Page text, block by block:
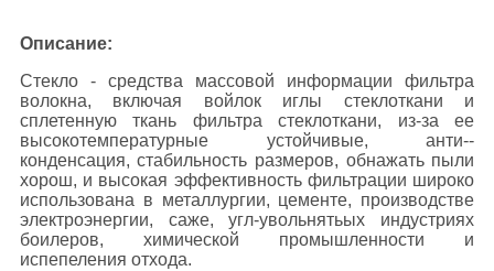
Описание:
Стекло - средства массовой информации фильтра
волокна, включая войлок иглы стеклоткани и
сплетенную ткань фильтра стеклоткани, из-за ее
высокотемпературные устойчивые, анти--
конденсация, стабильность размеров, обнажать пыли
хорош, и высокая эффективность фильтрации широко
использована в металлургии, цементе, производстве
электроэнергии, саже, угл-увольнятьых индустриях
боилеров, химической промышленности и
испепеления отхода.